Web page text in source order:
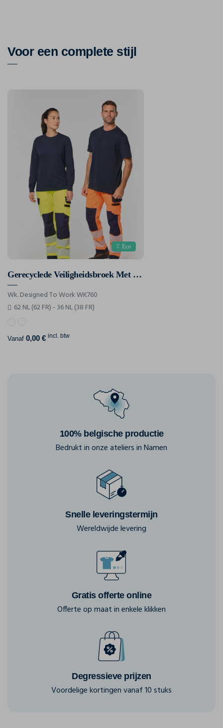
Voor een complete stijl
Eco
Gerecyclede Veiligheidsbroek Met Veel Zakken
Wk. Designed To Work WK760
62 NL (62 FR) - 36 NL (38 FR)
Vanaf 0,00 € incl. btw
100% belgische productie
Bedrukt in onze ateliers in Namen
Snelle leveringstermijn
Wereldwijde levering
Gratis offerte online
Offerte op maat in enkele klikken
Degressieve prijzen
Voordelige kortingen vanaf 10 stuks